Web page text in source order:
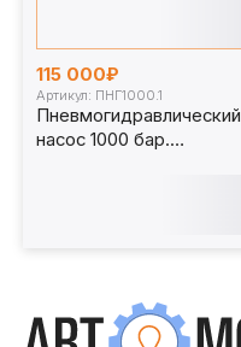
115 000₽
Артикул: ПНГ1000.1
Пневмогидравлический
насос 1000 бар.